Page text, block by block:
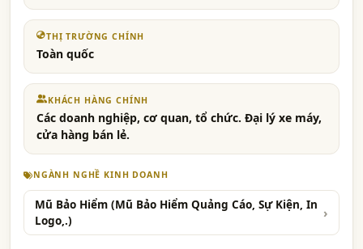
THỊ TRƯỜNG CHÍNH
Toàn quốc
KHÁCH HÀNG CHÍNH
Các doanh nghiệp, cơ quan, tổ chức. Đại lý xe máy,
cửa hàng bán lẻ.
NGÀNH NGHỀ KINH DOANH
Mũ Bảo Hiểm (Mũ Bảo Hiểm Quảng Cáo, Sự Kiện, In
Logo,.)